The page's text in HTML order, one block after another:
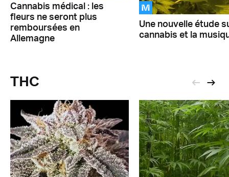
Cannabis médical : les
fleurs ne seront plus
remboursées en
Allemagne
M
Une nouvelle étude
cannabis et la
THC